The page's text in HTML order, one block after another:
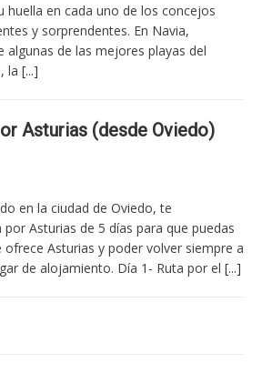
huella en cada uno de los concejos
y sorprendentes. En Navia,
de las mejores playas del
la [...]
Asturias (desde Oviedo)
en la ciudad de Oviedo, te
Asturias de 5 días para que puedas
Asturias y poder volver siempre a
de alojamiento. Día 1- Ruta por el [...]